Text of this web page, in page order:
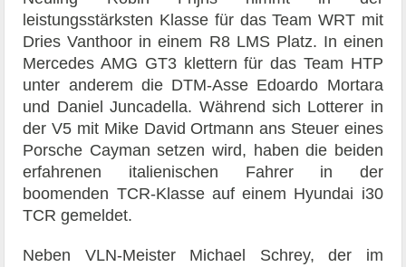
leistungsstärksten Klasse für das Team WRT mit
Dries Vanthoor in einem R8 LMS Platz. In einen
Mercedes AMG GT3 klettern für das Team HTP
unter anderem die DTM-Asse Edoardo Mortara
und Daniel Juncadella. Während sich Lotterer in
der V5 mit Mike David Ortmann ans Steuer eines
Porsche Cayman setzen wird, haben die beiden
erfahrenen italienischen Fahrer in der
boomenden TCR-Klasse auf einem Hyundai i30
TCR gemeldet.
Neben VLN-Meister Michael Schrey, der im